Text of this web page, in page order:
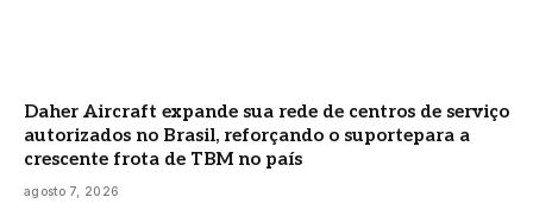
Daher Aircraft expande sua rede de centros de serviço
autorizados no Brasil, reforçando o suportepara a
crescente frota de TBM no país
agosto 7, 2026